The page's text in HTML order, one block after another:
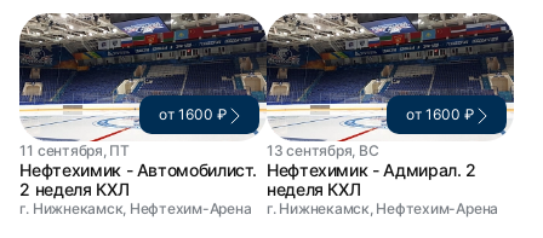
от 1600 ₽
11 сентября, ПТ
Нефтехимик - Автомобилист.
2 неделя КХЛ
г. Нижнекамск, Нефтехим-Арена
от 1600 ₽
13 сентября, ВС
Нефтехимик - Адмирал. 2
неделя КХЛ
г. Нижнекамск, Нефтехим-Арена